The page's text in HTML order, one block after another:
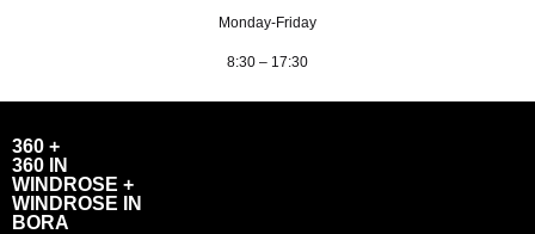
Monday-Friday
8:30 – 17:30
360 +
360 IN
WINDROSE +
WINDROSE IN
BORA